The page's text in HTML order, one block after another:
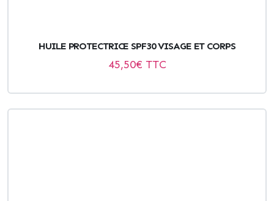
HUILE PROTECTRICE SPF30 VISAGE ET CORPS
45,50€ TTC